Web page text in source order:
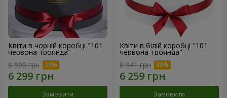
Квіти в чорній коробці "101
червона троянда"
8 999 грн
Замовити
Квіти в білій коробці "101
червона троянда"
8 941 грн
Замовити